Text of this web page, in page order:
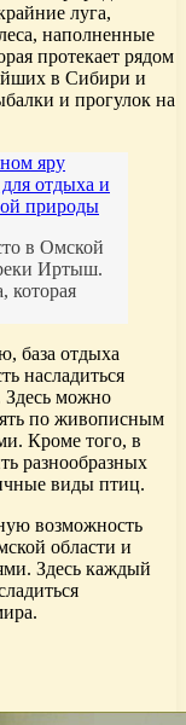
луга,
наполненные
протекает рядом
в Сибири и
и прогулок на
яру
отдыха и
природы
в Омской
Иртыш.
которая
база отдыха
насладиться
можно
по живописным
Кроме того, в
разнообразных
виды птиц.
возможность
области и
Здесь каждый